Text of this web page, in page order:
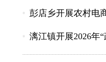
彭店乡开展农村电
漓江镇开展2026年